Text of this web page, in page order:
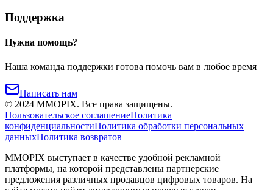
Поддержка
Нужна помощь?
Наша команда поддержки готова помочь вам в любое время
Написать нам
© 2024 MMOPIX. Все права защищены.
Пользовательское соглашениеПолитика
конфиденциальностиПолитика обработки персональных
данныхПолитика возвратов
MMOPIX выступает в качестве удобной рекламной
платформы, на которой представлены партнерские
предложения различных продавцов цифровых товаров. На